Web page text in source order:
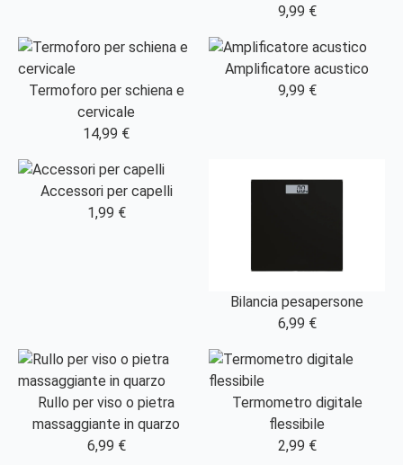
9,99 €
Termoforo per schiena e
cervicale
14,99 €
Amplificatore acustico
9,99 €
Accessori per capelli
1,99 €
Bilancia pesapersone
6,99 €
Rullo per viso o pietra
massaggiante in quarzo
6,99 €
Termometro digitale
flessibile
2,99 €